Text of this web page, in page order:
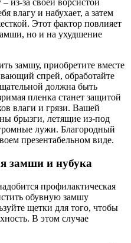
из-за своей ворсистой
влагу и набухает, а затем
Этот фактор повлияет
но и на ухудшение
замшу, приобретите вместе
спрей, обработайте
должна быть
пленка станет защитой
влаги и грязи. Вашей
брызги, летящие из-под
лужи. Благородный
презентабельном виде.
замши и нубука
профилактическая
обувную замшу
щетки для того, чтобы
В этом случае